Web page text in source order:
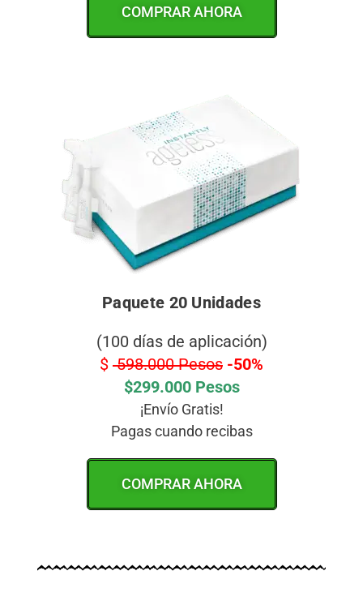
COMPRAR AHORA
Paquete 20 Unidades
(100 días de aplicación)
$ 598.000 Pesos -50%
$299.000 Pesos
¡Envío Gratis!
Pagas cuando recibas
COMPRAR AHORA